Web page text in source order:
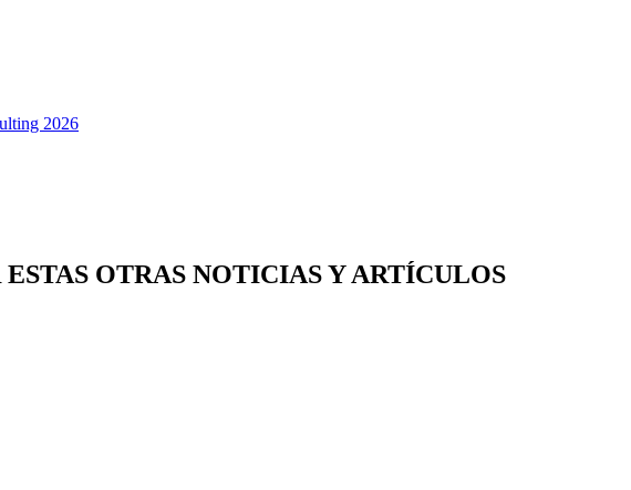
OTRAS NOTICIAS Y ARTÍCULOS